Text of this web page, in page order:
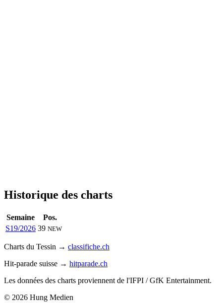
Historique des charts
Semaine
Pos.
S19/2026 39 NEW
Charts du Tessin → classifiche.ch
Hit-parade suisse → hitparade.ch
Les données des charts proviennent de l'IFPI / GfK Entertainment.
© 2026 Hung Medien